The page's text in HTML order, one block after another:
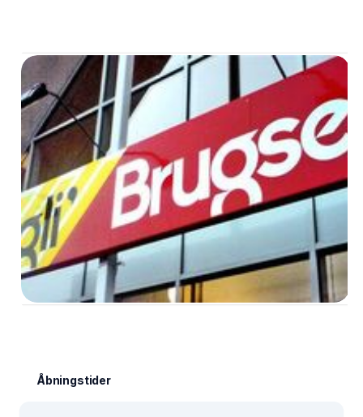
Åbningstider